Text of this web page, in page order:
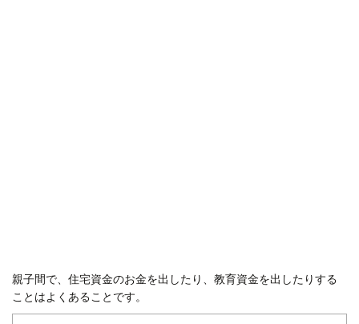
親子間で、住宅資金のお金を出したり、教育資金を出したりする
ことはよくあることです。